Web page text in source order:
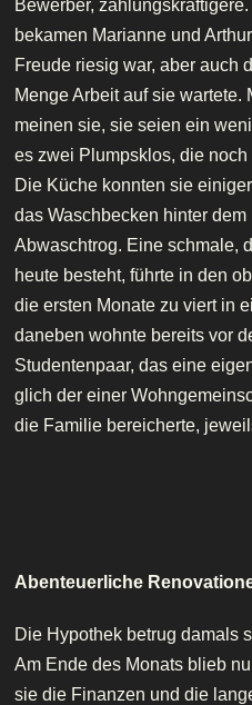
Bewerber,
bekamen Marianne und
Freude riesig war, aber auch
Menge Arbeit auf sie wartete.
meinen sie, sie seien ein
es zwei Plumpsklos, die
Die Küche konnten sie
das Waschbecken hinter
Abwaschtrog. Eine schmale,
heute besteht, führte in den
die ersten Monate zu viert in
daneben wohnte bereits vor
Studentenpaar, das eine
glich der einer
die Familie bereicherte,
Abenteuerliche
Die Hypothek betrug damals
Am Ende des Monats blieb
sie die Finanzen und die